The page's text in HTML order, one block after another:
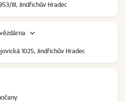
III, Jindřichův Hradec
1025, Jindřichův Hradec